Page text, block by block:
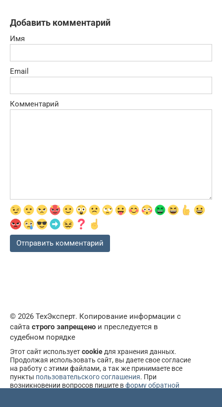
Добавить комментарий
Имя
Email
Комментарий
© 2026 ТехЭксперт. Копирование информации с
сайта строго запрещено и преследуется в
судебном порядке
Этот сайт используетcookie для хранения данных.
Продолжая использовать сайт, вы даете свое согласие
на работу с этими файлами, а так же принимаете все
пункты пользовательского соглашения. При
возникновении вопросов пишите вформу обратной